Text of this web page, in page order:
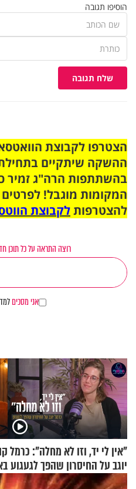
הוסיפו תגובה
שלח תגובה
ההשקה שיתקיים
בהשתתפות הרה"ג זמיר
המקומות מוגבל!
להצטרפותלקבוצת
רוצה התראה על כל תוכן
אני מסכים
"אין לי יד, וזו לא מחלה": כרמל
יוגב על החיסרון שהפך לגעגוע